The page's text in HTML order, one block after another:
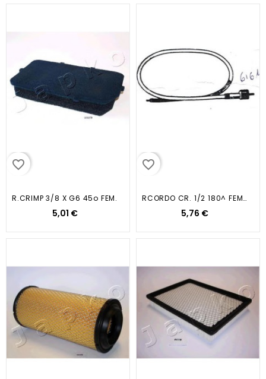
favorite_border
R.CRIMP 3/8 X G6 45o FEM.
5,01 €
favorite_border
RCORDO CR. 1/2 180^ FEMMINA
5,76 €